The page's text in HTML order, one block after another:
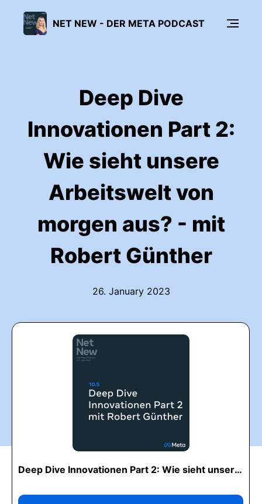
NET NEW - DER META PODCAST
Deep Dive
Innovationen Part 2:
Wie sieht unsere
Arbeitswelt von
morgen aus? - mit
Robert Günther
26. January 2023